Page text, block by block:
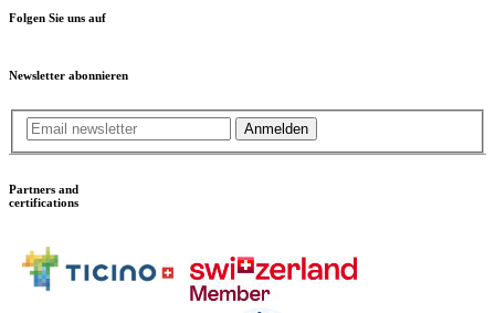
Folgen Sie uns auf
Newsletter abonnieren
Anmelden
Partners and
certifications